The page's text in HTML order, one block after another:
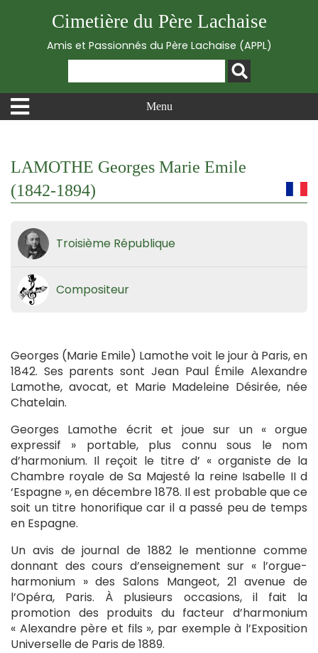
Cimetière du Père Lachaise
Amis et Passionnés du Père Lachaise (APPL)
Menu
LAMOTHE Georges Marie Emile
(1842-1894)
Troisième République
Compositeur
Georges (Marie Emile) Lamothe voit le jour à Paris, en
1842. Ses parents sont Jean Paul Émile Alexandre
Lamothe, avocat, et Marie Madeleine Désirée, née
Chatelain.
Georges Lamothe écrit et joue sur un « orgue
expressif » portable, plus connu sous le nom
d’harmonium. Il reçoit le titre d’ « organiste de la
Chambre royale de Sa Majesté la reine Isabelle II d
‘Espagne », en décembre 1878. Il est probable que ce
soit un titre honorifique car il a passé peu de temps
en Espagne.
Un avis de journal de 1882 le mentionne comme
donnant des cours d’enseignement sur « l’orgue-
harmonium » des Salons Mangeot, 21 avenue de
l’Opéra, Paris. À plusieurs occasions, il fait la
promotion des produits du facteur d’harmonium
« Alexandre père et fils », par exemple à l’Exposition
Universelle de Paris de 1889.